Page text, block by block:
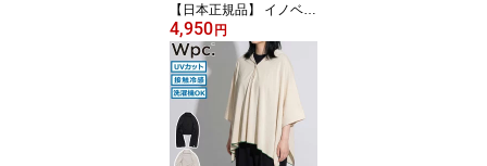
【日本正規品】 イノベー
ター 折りたたみ傘 メン
ズ レディース 軽量 ブラ
ンド innovator コンパク
ト ワンタッチ 晴雨兼用
雨傘 日傘 傘 晴雨兼用折
り畳み 自動開閉 55cm 大
きめ UVカット 遮光 IN-5
4,950 円